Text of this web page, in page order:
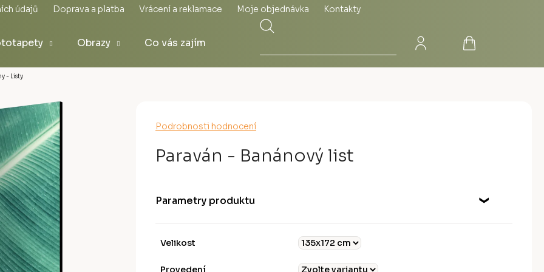
údajů Doprava a platba Vrácení a reklamace Moje objednávka Kontakty
Obrazy Co vás zajímá
Hledat
Přihlášení Nákupní
- Listy
Průměrné
produktu
je
5
hvězdiček.
Podrobnosti hodnocení
Paraván - Banánový list
Parametry produktu
Velikost
Provedení